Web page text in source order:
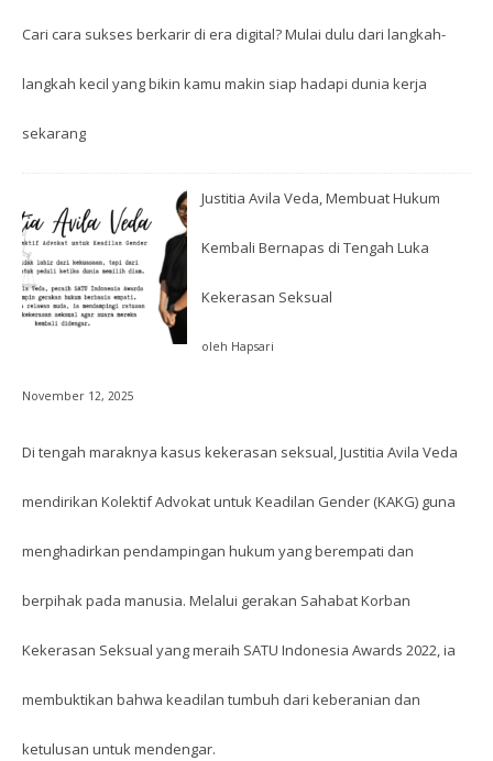
Cari cara sukses berkarir di era digital? Mulai dulu dari langkah-
langkah kecil yang bikin kamu makin siap hadapi dunia kerja
sekarang
Justitia Avila Veda, Membuat Hukum
Kembali Bernapas di Tengah Luka
Kekerasan Seksual
oleh Hapsari
November 12, 2025
Di tengah maraknya kasus kekerasan seksual, Justitia Avila Veda
mendirikan Kolektif Advokat untuk Keadilan Gender (KAKG) guna
menghadirkan pendampingan hukum yang berempati dan
berpihak pada manusia. Melalui gerakan Sahabat Korban
Kekerasan Seksual yang meraih SATU Indonesia Awards 2022, ia
membuktikan bahwa keadilan tumbuh dari keberanian dan
ketulusan untuk mendengar.